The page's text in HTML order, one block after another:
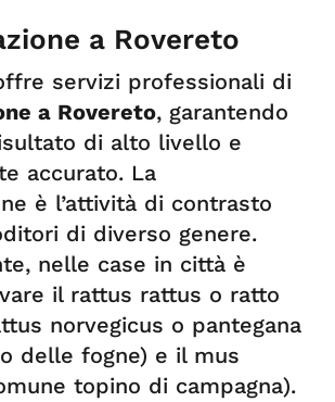
a Rovereto
servizi professionali di
a Rovereto, garantendo
di alto livello e
accurato. La
è l’attività di contrasto
di diverso genere.
nelle case in città è
il rattus rattus o ratto
norvegicus o pantegana
delle fogne) e il mus
topino di campagna).